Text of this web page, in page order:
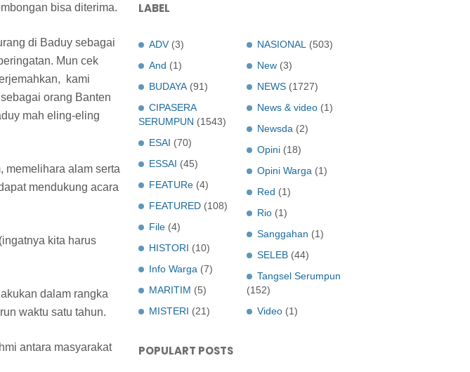
bisa diterima.
di Baduy sebagai
Mun cek
kami
orang Banten
mah eling-eling
memelihara alam serta
mendukung acara
kita harus
dalam rangka
waktu satu tahun.
antara masyarakat
LABEL
ADV (3)
And (1)
BUDAYA (91)
CIPASERA
SERUMPUN (1543)
ESAI (70)
ESSAI (45)
FEATURe (4)
FEATURED (108)
File (4)
HISTORI (10)
Info Warga (7)
MARITIM (5)
MISTERI (21)
NASIONAL
(503)
New (3)
NEWS (1727)
News & video (1)
Newsda (2)
Opini (18)
Opini Warga (1)
Red (1)
Rio (1)
Sanggahan (1)
SELEB (44)
Tangsel Serumpun
(152)
Video (1)
POPULART POSTS